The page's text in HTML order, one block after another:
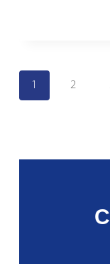
1 2